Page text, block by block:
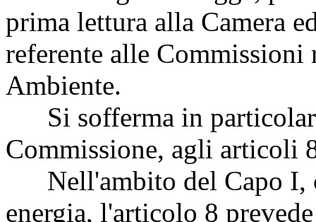
prima lettura alla Camera
referente alle
Ambiente.
Si sofferma in
Commissione, agli articoli
Nell'ambito del Capo I,
energia, l'articolo 8